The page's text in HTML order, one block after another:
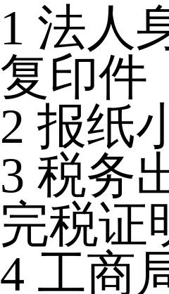
1 法人
复印件
2 报纸
3 税务
完税证
4 工商